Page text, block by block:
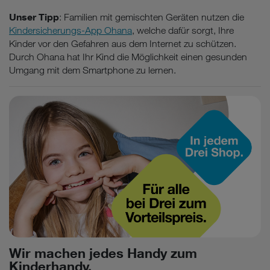
Unser Tipp: Familien mit gemischten Geräten nutzen die
Kindersicherungs-App Ohana, welche dafür sorgt, Ihre
Kinder vor den Gefahren aus dem Internet zu schützen.
Durch Ohana hat Ihr Kind die Möglichkeit einen gesunden
Umgang mit dem Smartphone zu lernen.
Wir machen jedes Handy zum
Kinderhandy.